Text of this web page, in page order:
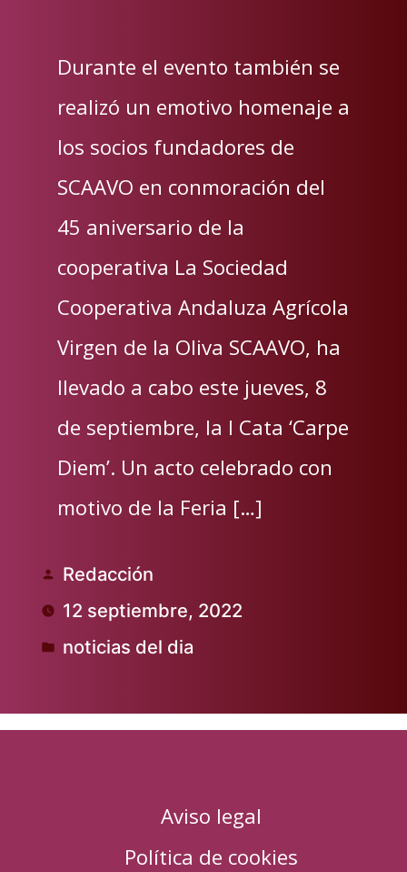
Durante el evento también se
realizó un emotivo homenaje a
los socios fundadores de
SCAAVO en conmoración del
45 aniversario de la
cooperativa La Sociedad
Cooperativa Andaluza Agrícola
Virgen de la Oliva SCAAVO, ha
llevado a cabo este jueves, 8
de septiembre, la I Cata ‘Carpe
Diem’. Un acto celebrado con
motivo de la Feria […]
Publicado
por
Redacción
12 septiembre, 2022
Publicado
noticias del dia
Aviso legal
Política de cookies